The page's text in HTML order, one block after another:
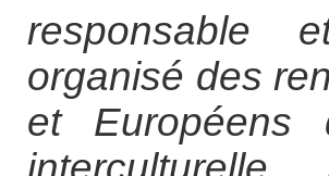
responsable
organisé des
et Européens